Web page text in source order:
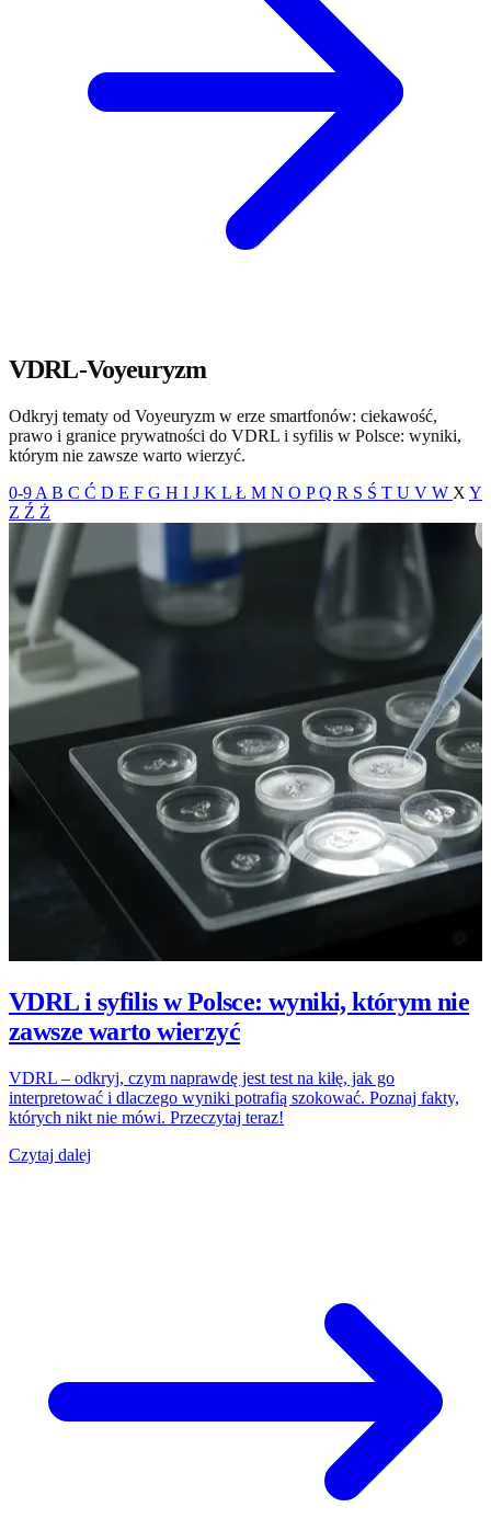
VDRL-Voyeuryzm
Odkryj tematy od Voyeuryzm w erze smartfonów: ciekawość,
prawo i granice prywatności do VDRL i syfilis w Polsce: wyniki,
którym nie zawsze warto wierzyć.
0-9 A B C Ć D E F G H I J K L Ł M N O PQ R S Ś T U V W X Y
Z Ź Ż
VDRL i syfilis w Polsce: wyniki, którym nie
zawsze warto wierzyć
VDRL – odkryj, czym naprawdę jest test na kiłę, jak go
interpretować i dlaczego wyniki potrafią szokować. Poznaj fakty,
których nikt nie mówi. Przeczytaj teraz!
Czytaj dalej